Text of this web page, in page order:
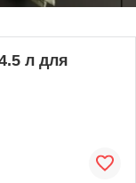
л для